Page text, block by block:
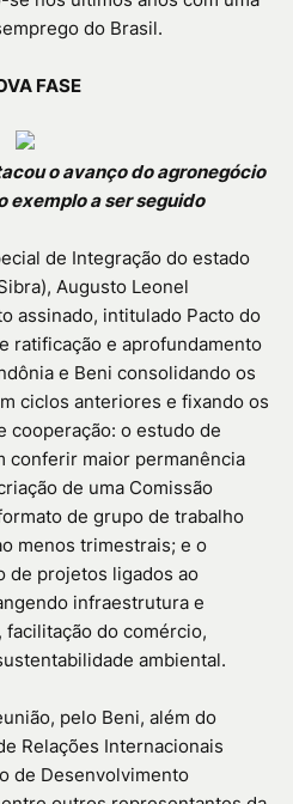
do Brasil.
FASE
o avanço do agronegócio
exemplo a ser seguido
de Integração do estado
Augusto Leonel
assinado, intitulado Pacto do
ratificação e aprofundamento
e Beni consolidando os
ciclos anteriores e fixando os
cooperação: o estudo de
conferir maior permanência
de uma Comissão
de grupo de trabalho
menos trimestrais; e o
de projetos ligados ao
infraestrutura e
do comércio,
ambiental.
pelo Beni, além do
Relações Internacionais
de Desenvolvimento